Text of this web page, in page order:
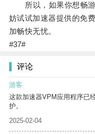
所以，如果你想畅游
妨试试加速器提供的免
加畅快无忧。
#37#
评论
游客
这款加速器VPM应用程序已
护。
2025-02-04